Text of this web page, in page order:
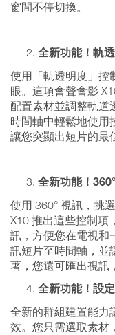
窗間不停切換。
全新功能！軌
使用「軌透明度」控
眼。這項會聲會影
配置素材並調整軌道
時間軸中輕鬆地使用
讓您突顯出短片的最
全新功能！
使用 360° 視訊，挑
X10 推出這些控制項
訊，方便您在電視和
訊短片至時間軸，並
著，您還可匯出視訊
全新功能！設
全新的群組建置能力
效。您只需選取素材